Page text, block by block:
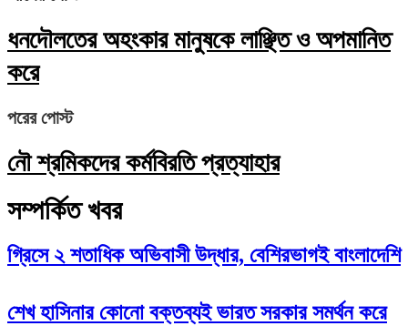
ধনদৌলতের অহংকার মানুষকে লাঞ্ছিত ও অপমানিত
করে
পরের পোস্ট
নৌ শ্রমিকদের কর্মবিরতি প্রত্যাহার
সম্পর্কিত খবর
গ্রিসে ২ শতাধিক অভিবাসী উদ্ধার, বেশিরভাগই বাংলাদেশি
‌শেখ হাসিনার কোনো বক্তব্যই ভারত সরকার সমর্থন করে